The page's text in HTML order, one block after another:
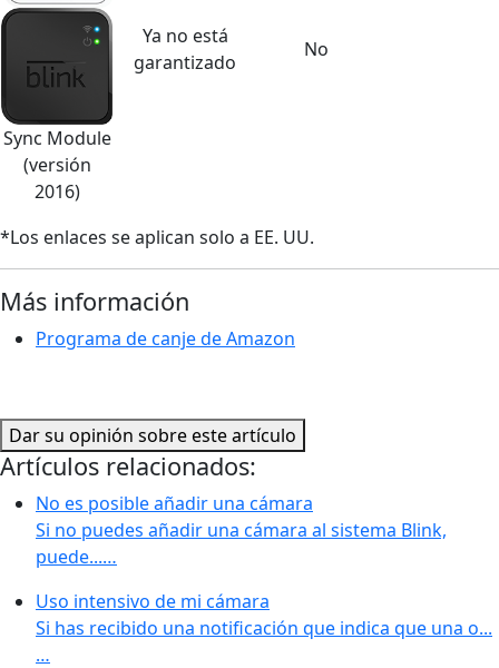
Sync Module
(versión
2016)
Ya no está
garantizado
No
*Los enlaces se aplican solo a EE. UU.
Más información
Programa de canje de Amazon
Dar su opinión sobre este artículo
Artículos relacionados:
No es posible añadir una cámara
Si no puedes añadir una cámara al sistema Blink,
puede...…
Uso intensivo de mi cámara
Si has recibido una notificación que indica que una o...
…